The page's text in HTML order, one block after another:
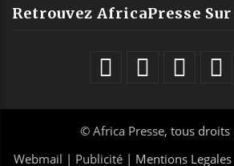
Retrouvez AfricaPresse Sur
© Africa Presse, tous droits
Webmail | Publicité | Mentions